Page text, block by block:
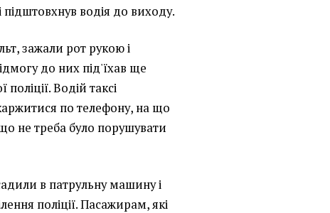
підштовхнув водія до виходу.
зажали рот рукою і
до них під'їхав ще
Водій таксі
по телефону, на що
не треба було порушувати
в патрульну машину і
поліції. Пасажирам, які